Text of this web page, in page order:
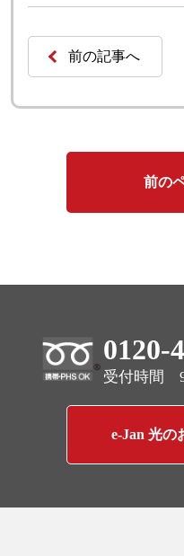
前の記事へ
前の
0120-
受付時間
e-Jan 光の